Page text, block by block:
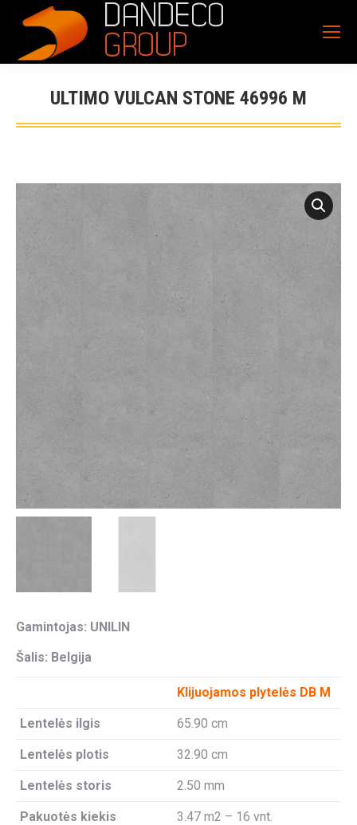
ULTIMO VULCAN STONE 46996 M
Gamintojas: UNILIN
Šalis: Belgija
Klijuojamos plytelės DB M
Lentelės ilgis 65.90 cm
Lentelės plotis 32.90 cm
Lentelės storis 2.50 mm
Pakuotės kiekis 3.47 m2 – 16 vnt.